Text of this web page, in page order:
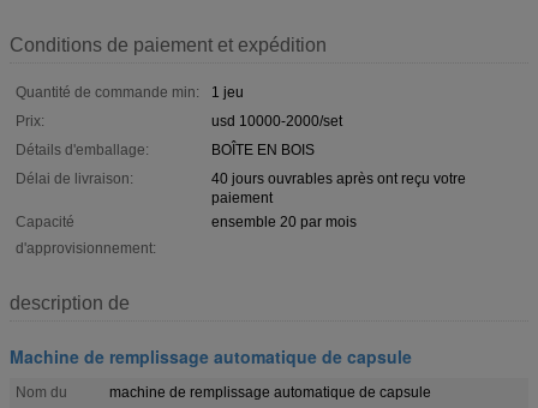
Conditions de paiement et expédition
Quantité de commande min:
1 jeu
Prix:
usd 10000-2000/set
Détails d'emballage:
BOÎTE EN BOIS
Délai de livraison:
40 jours ouvrables après ont reçu votre
paiement
Capacité
d'approvisionnement:
ensemble 20 par mois
description de
Machine de remplissage automatique de capsule
Nom du
machine de remplissage automatique de capsule